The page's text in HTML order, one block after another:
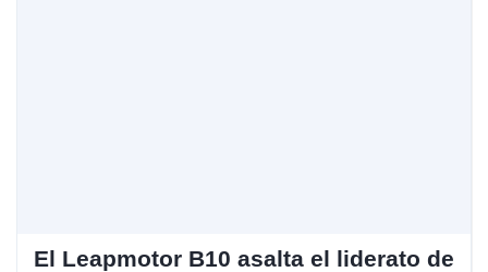
El Leapmotor B10 asalta el liderato de